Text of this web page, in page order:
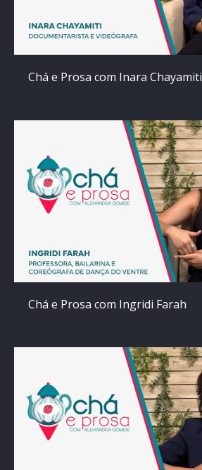
Chá e Prosa com Inara Chayamiti
Chá e Prosa com Ingridi Farah